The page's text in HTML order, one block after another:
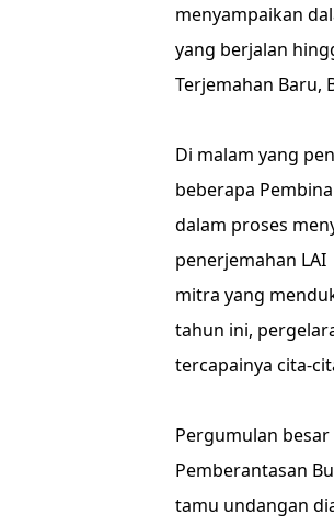
menyampaikan
yang berjalan
Terjemahan Baru,
Di malam yang
beberapa
dalam proses
penerjemahan
mitra yang
tahun ini,
tercapainya cita-
Pergumulan
Pemberantasan
tamu undangan